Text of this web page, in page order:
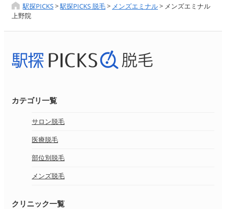
駅探PICKS>駅探PICKS 脱毛> メンズエミナル> メンズエミナル
上野院
カテゴリ一覧
サロン脱毛
医療脱毛
部位別脱毛
メンズ脱毛
クリニック一覧